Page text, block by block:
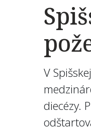
V
diecézy.